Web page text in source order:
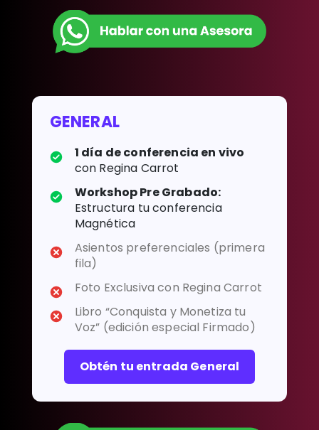
GENERAL
1 día de conferencia en vivo
con Regina Carrot
Workshop Pre Grabado:
Estructura tu conferencia
Magnética
Asientos preferenciales (primera
fila)
Foto Exclusiva con Regina Carrot
Libro “Conquista y Monetiza tu
Voz” (edición especial Firmado)
Obtén tu entrada General